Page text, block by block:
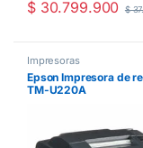
$30.799.900 $
Impresoras
Epson Impresora de
TM-U220A